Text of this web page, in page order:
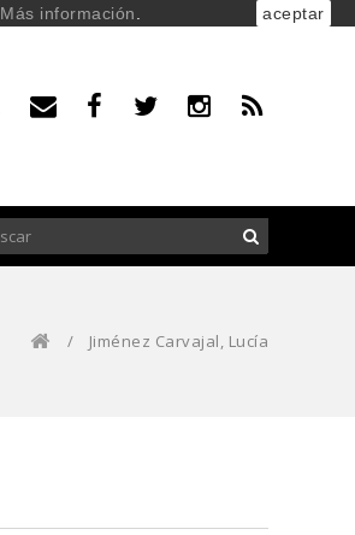
/ Jiménez Carvajal, Lucía
Más información aceptar